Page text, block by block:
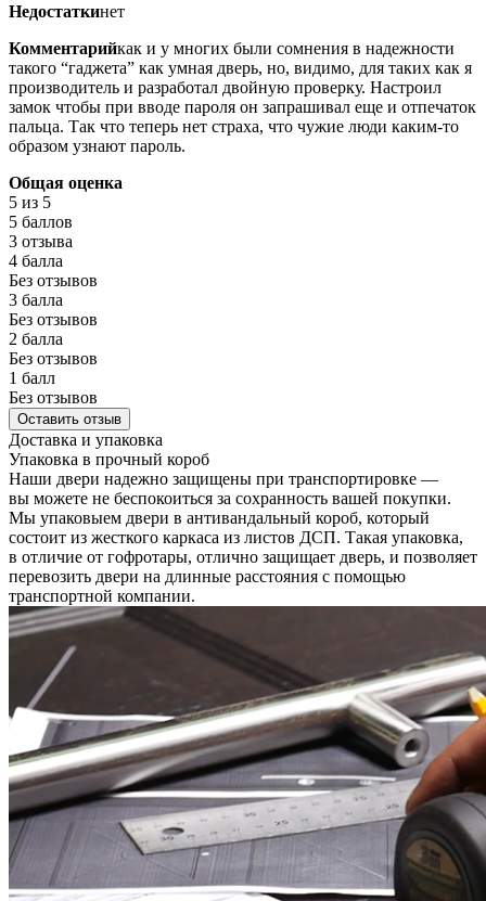
Недостаткинет
Комментарийкак и у многих были сомнения в надежности
такого “гаджета” как умная дверь, но, видимо, для таких как я
производитель и разработал двойную проверку. Настроил
замок чтобы при вводе пароля он запрашивал еще и отпечаток
пальца. Так что теперь нет страха, что чужие люди каким-то
образом узнают пароль.
Общая оценка
5 из 5
5 баллов
3 отзыва
4 балла
Без отзывов
3 балла
Без отзывов
2 балла
Без отзывов
1 балл
Без отзывов
Оставить отзыв
Доставка и упаковка
Упаковка в прочный короб
Наши двери надежно защищены при транспортировке —
вы можете не беспокоиться за сохранность вашей покупки.
Мы упаковыем двери в антивандальный короб, который
состоит из жесткого каркаса из листов ДСП. Такая упаковка,
в отличие от гофротары, отлично защищает дверь, и позволяет
перевозить двери на длинные расстояния с помощью
транспортной компании.